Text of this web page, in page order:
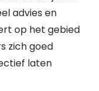
advies en
op het gebied
zich goed
laten